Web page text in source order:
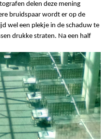
delen deze mening
bruidspaar wordt er op de
wel een plekje in de schaduw te
drukke straten. Na een half